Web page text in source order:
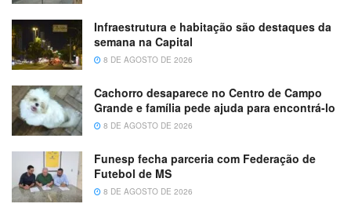
Infraestrutura e habitação são destaques da
semana na Capital
8 DE AGOSTO DE 2026
Cachorro desaparece no Centro de Campo
Grande e família pede ajuda para encontrá-lo
8 DE AGOSTO DE 2026
Funesp fecha parceria com Federação de
Futebol de MS
8 DE AGOSTO DE 2026